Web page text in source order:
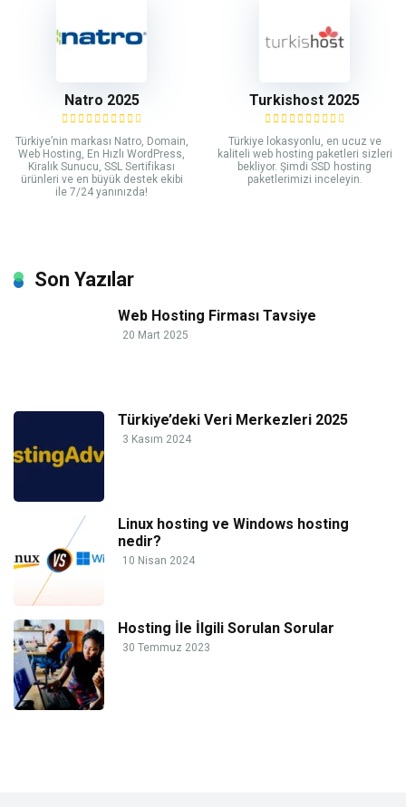
Natro 2025
Türkiye’nin markası Natro, Domain,
Web Hosting, En Hızlı WordPress,
Kiralık Sunucu, SSL Sertifikası
ürünleri ve en büyük destek ekibi
ile 7/24 yanınızda!
Turkishost 2025
Türkiye lokasyonlu, en ucuz ve
kaliteli web hosting paketleri sizleri
bekliyor. Şimdi SSD hosting
paketlerimizi inceleyin.
Son Yazılar
Web Hosting Firması Tavsiye
20 Mart 2025
Türkiye’deki Veri Merkezleri 2025
3 Kasım 2024
Linux hosting ve Windows hosting
nedir?
10 Nisan 2024
Hosting İle İlgili Sorulan Sorular
30 Temmuz 2023